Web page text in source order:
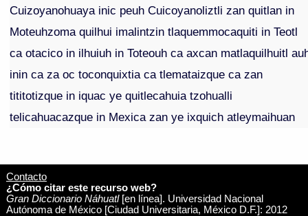
Cuizoyanohuaya inic peuh Cuicoyanoliztli zan quitlan in
Moteuhzoma quilhui imalintzin tlaquemmocaquiti in Teotl
ca otacico in ilhuiuh in Toteouh ca axcan matlaquilhuitl
inin ca za oc toconquixtia ca tlemataizque ca zan
tititotizque in iquac ye quitlecahuia tzohualli
telicahuacazque in Mexica zan ye ixquich atleymaihuan
Contacto
¿Cómo citar este recurso web?
Gran Diccionario Náhuatl[en línea]. Universidad Nacional
Autónoma de México [Ciudad Universitaria, México D.F.]: 2012